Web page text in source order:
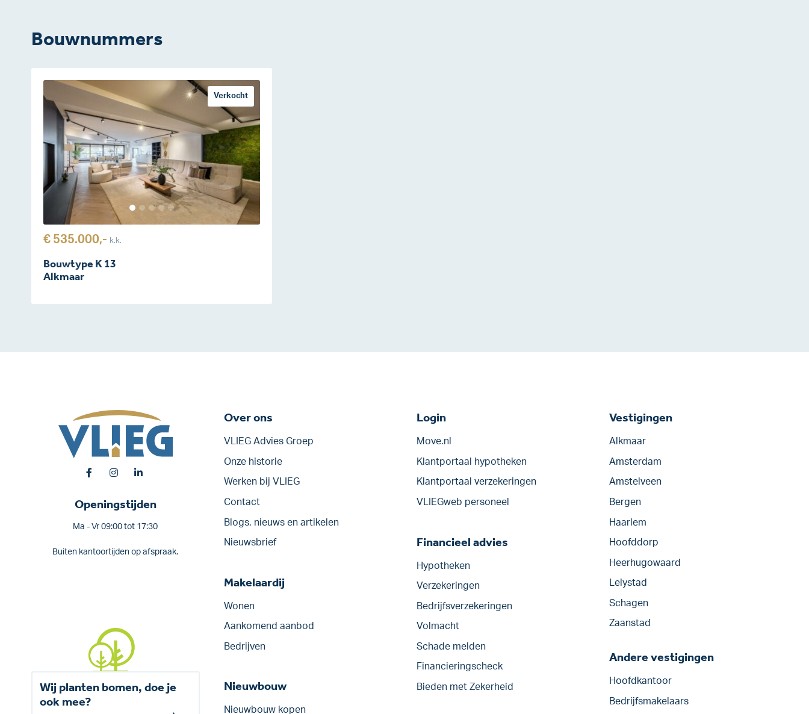
Bouwnummers
Verkocht
€ 535.000,- k.k.
Bouwtype K 13
Alkmaar
Openingstijden
Ma - Vr 09:00 tot 17:30
Buiten kantoortijden op afspraak.
Wij planten bomen, doe je
ook mee?
Over ons
VLIEG Advies Groep
Onze historie
Werken bij VLIEG
Contact
Blogs, nieuws en artikelen
Nieuwsbrief
Makelaardij
Wonen
Aankomend aanbod
Bedrijven
Nieuwbouw
Nieuwbouw kopen
Login
Move.nl
Klantportaal hypotheken
Klantportaal verzekeringen
VLIEGweb personeel
Financieel advies
Hypotheken
Verzekeringen
Bedrijfs­verzekeringen
Volmacht
Schade melden
Financieringscheck
Bieden met Zekerheid
Vestigingen
Alkmaar
Amsterdam
Amstelveen
Bergen
Haarlem
Hoofddorp
Heerhugowaard
Lelystad
Schagen
Zaanstad
Andere vestigingen
Hoofdkantoor
Bedrijfsmakelaars